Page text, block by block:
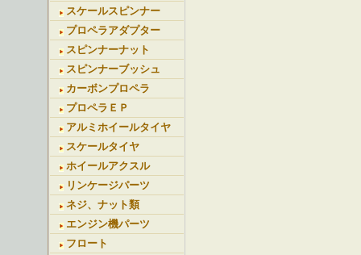
スケールスピンナー
プロペラアダプター
スピンナーナット
スピンナーブッシュ
カーボンプロペラ
プロペラＥＰ
アルミホイールタイヤ
スケールタイヤ
ホイールアクスル
リンケージパーツ
ネジ、ナット類
エンジン機パーツ
フロート